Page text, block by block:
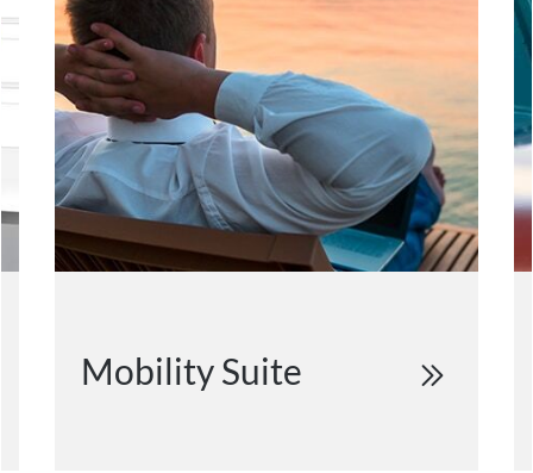
Mobility Suite